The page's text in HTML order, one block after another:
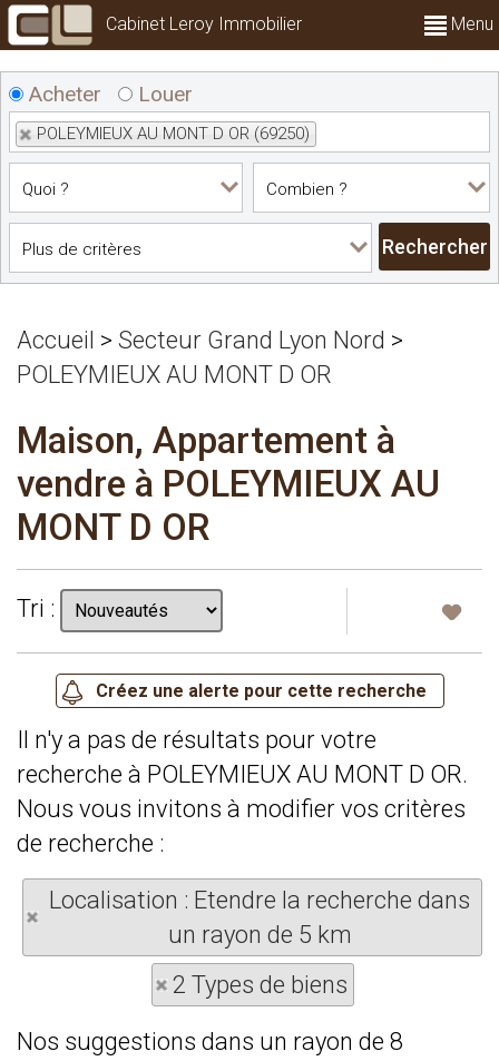
Cabinet Leroy Immobilier Menu
Acheter Louer
POLEYMIEUX AU MONT D OR (69250)
Accueil > Secteur Grand Lyon Nord >
POLEYMIEUX AU MONT D OR
Maison, Appartement à
vendre à POLEYMIEUX AU
MONT D OR
Tri :
Il n'y a pas de résultats pour votre
recherche à POLEYMIEUX AU MONT D OR.
Nous vous invitons à modifier vos critères
de recherche :
Localisation : Etendre la recherche dans
un rayon de 5 km
2 Types de biens
Nos suggestions dans un rayon de 8